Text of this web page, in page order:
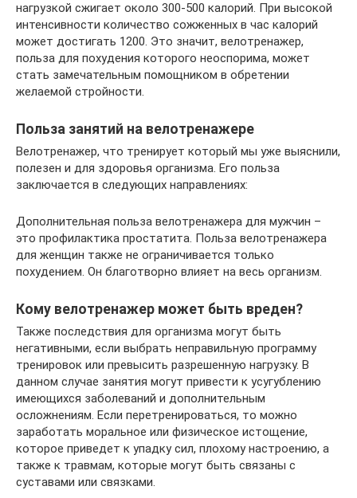
нагрузкой сжигает около 300-500 калорий. При высокой
интенсивности количество сожженных в час калорий
может достигать 1200. Это значит, велотренажер,
польза для похудения которого неоспорима, может
стать замечательным помощником в обретении
желаемой стройности.
Польза занятий на велотренажере
Велотренажер, что тренирует который мы уже выяснили,
полезен и для здоровья организма. Его польза
заключается в следующих направлениях:
Дополнительная польза велотренажера для мужчин –
это профилактика простатита. Польза велотренажера
для женщин также не ограничивается только
похудением. Он благотворно влияет на весь организм.
Кому велотренажер может быть вреден?
Также последствия для организма могут быть
негативными, если выбрать неправильную программу
тренировок или превысить разрешенную нагрузку. В
данном случае занятия могут привести к усугублению
имеющихся заболеваний и дополнительным
осложнениям. Если перетренироваться, то можно
заработать моральное или физическое истощение,
которое приведет к упадку сил, плохому настроению, а
также к травмам, которые могут быть связаны с
суставами или связками.